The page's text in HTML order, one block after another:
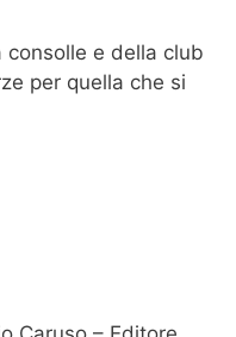
consolle e della club
per quella che si